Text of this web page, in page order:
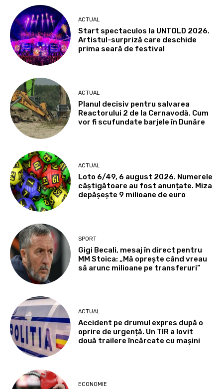
ACTUAL
Start spectaculos la UNTOLD 2026.
Artistul-surpriză care deschide
prima seară de festival
ACTUAL
Planul decisiv pentru salvarea
Reactorului 2 de la Cernavodă. Cum
vor fi scufundate barjele în Dunăre
ACTUAL
Loto 6/49, 6 august 2026. Numerele
câștigătoare au fost anunțate. Miza
depășește 9 milioane de euro
SPORT
Gigi Becali, mesaj în direct pentru
MM Stoica: „Mă oprește când vreau
să arunc milioane pe transferuri”
ACTUAL
Accident pe drumul expres după o
oprire de urgență. Un TIR a lovit
două trailere încărcate cu mașini
ECONOMIE